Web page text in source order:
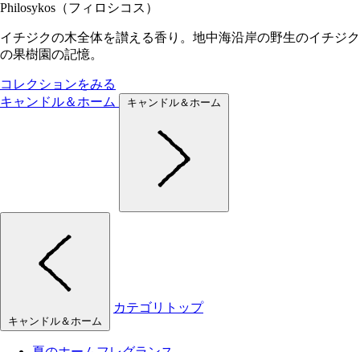
Philosykos（フィロシコス）
イチジクの木全体を讃える香り。地中海沿岸の野生のイチジク
の果樹園の記憶。
コレクションをみる
キャンドル＆ホーム
キャンドル＆ホーム
キャンドル＆ホーム
カテゴリトップ